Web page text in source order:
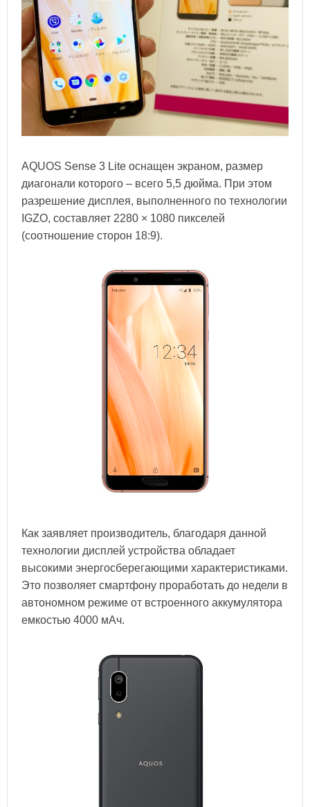
AQUOS Sense 3 Lite оснащен экраном, размер
диагонали которого – всего 5,5 дюйма. При этом
разрешение дисплея, выполненного по технологии
IGZO, составляет 2280 × 1080 пикселей
(соотношение сторон 18:9).
Как заявляет производитель, благодаря данной
технологии дисплей устройства обладает
высокими энергосберегающими характеристиками.
Это позволяет смартфону проработать до недели в
автономном режиме от встроенного аккумулятора
емкостью 4000 мАч.